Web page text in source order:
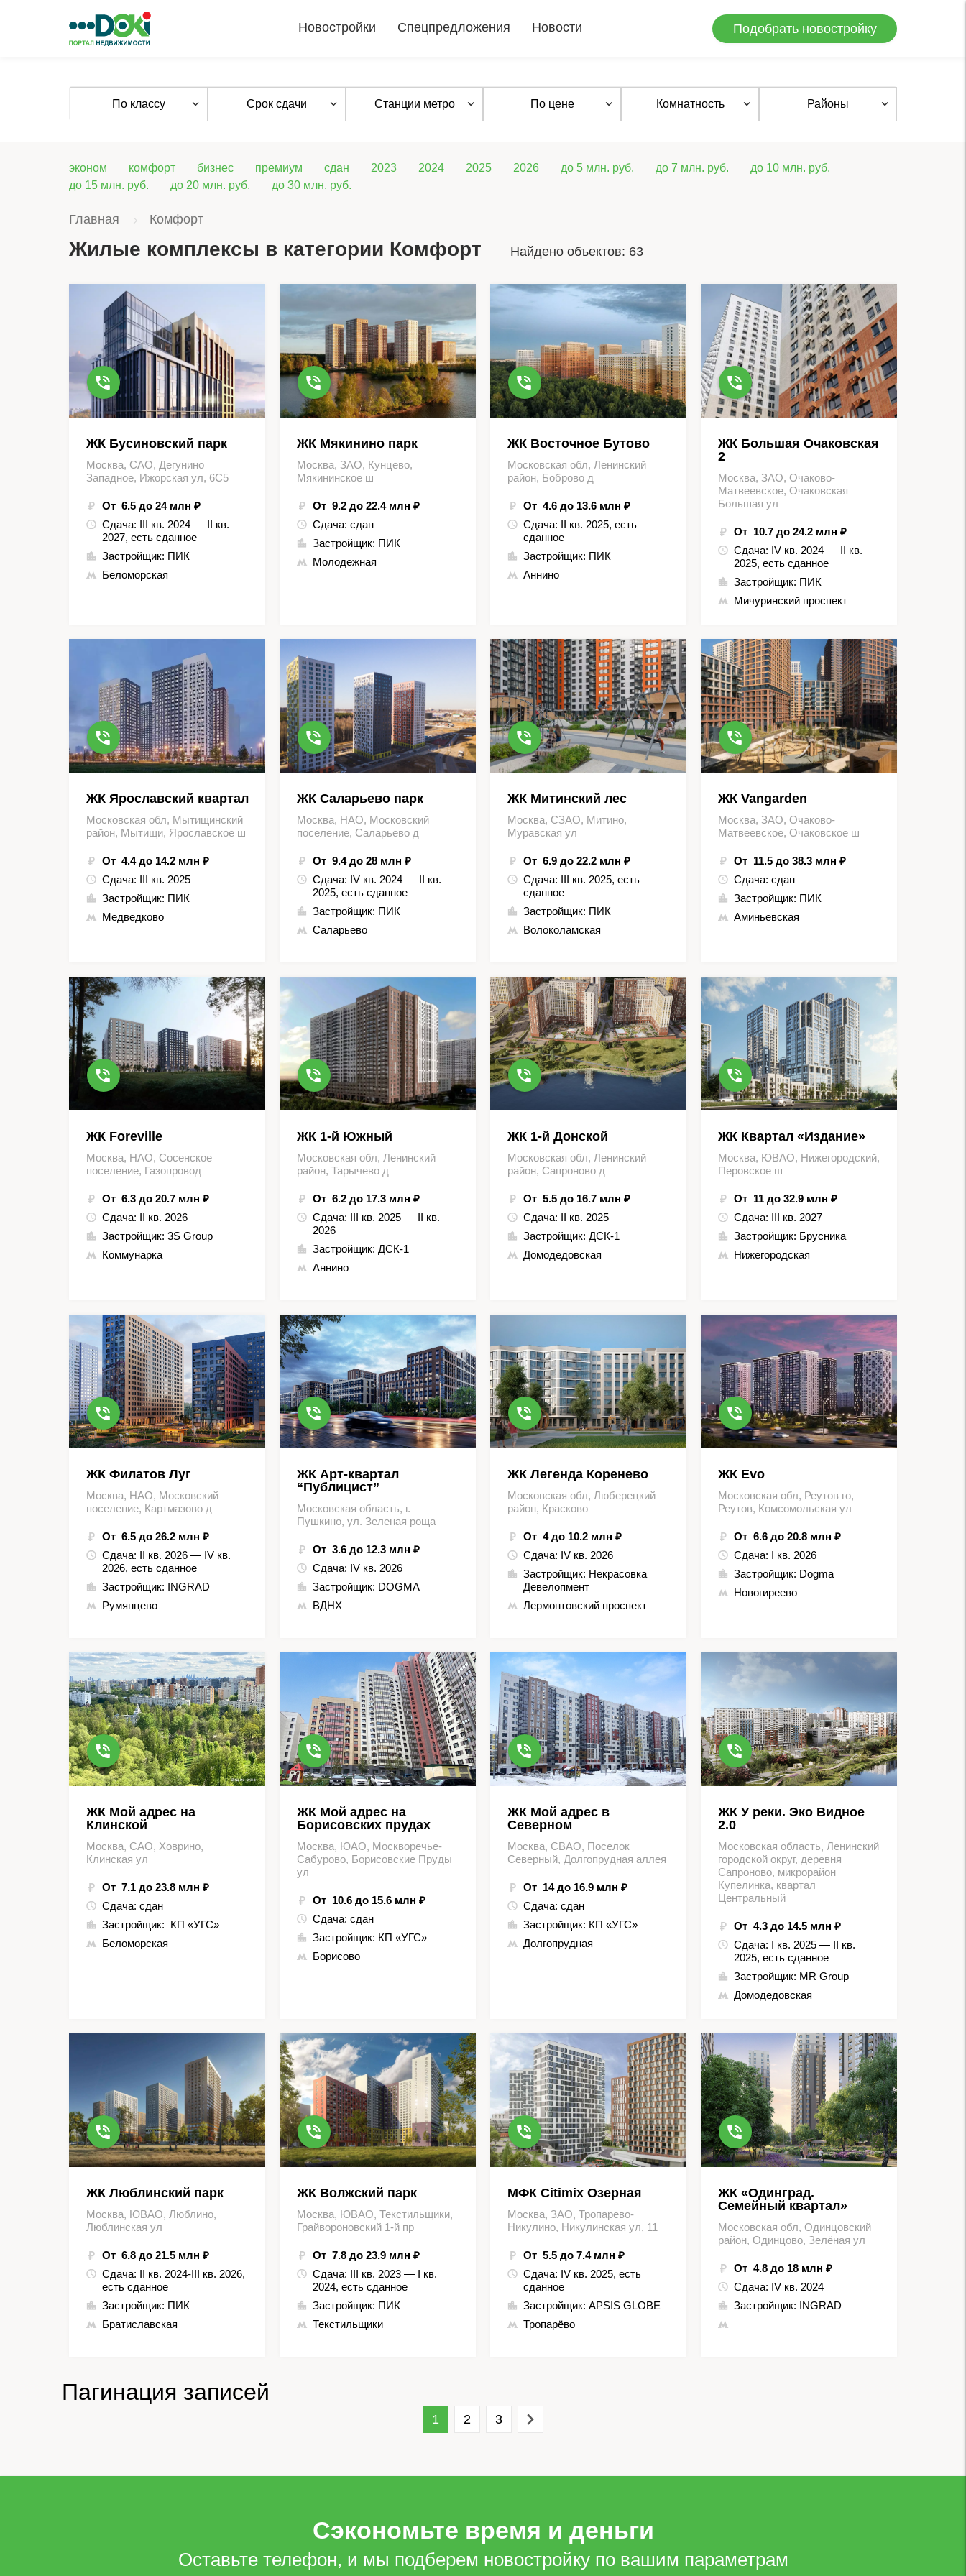
Новостройки Спецпредложения Новости Подобрать новостройку
По классу Срок сдачи Станции метро По цене Комнатность Районы
эконом комфорт бизнес премиум сдан 2023 2024 2025 2026 до 5 млн. руб. до 7 млн. руб.
до 10 млн. руб.
до 15 млн. руб.
до 20 млн. руб. до 30 млн. руб.
Главная Комфорт
Жилые комплексы в категории Комфорт Найдено объектов: 63
ЖК Бусиновский парк
Москва, САО, Дегунино
Западное, Ижорская ул, 6С5
От 6.5 до 24 млн ₽
Сдача: III кв. 2024 — II кв.
2027, есть сданное
Застройщик: ПИК
Беломорская
ЖК Мякинино парк
Москва, ЗАО, Кунцево,
Мякининское ш
От 9.2 до 22.4 млн ₽
Сдача: сдан
Застройщик: ПИК
Молодежная
ЖК Восточное Бутово
Московская обл, Ленинский
район, Боброво д
От 4.6 до 13.6 млн ₽
Сдача: II кв. 2025, есть
сданное
Застройщик: ПИК
Аннино
ЖК Большая Очаковская
2
Москва, ЗАО, Очаково-
Матвеевское, Очаковская
Большая ул
От 10.7 до 24.2 млн ₽
Сдача: IV кв. 2024 — II кв.
2025, есть сданное
Застройщик: ПИК
Мичуринский проспект
ЖК Ярославский квартал
Московская обл, Мытищинский
район, Мытищи, Ярославское ш
От 4.4 до 14.2 млн ₽
Сдача: III кв. 2025
Застройщик: ПИК
Медведково
ЖК Саларьево парк
Москва, НАО, Московский
поселение, Саларьево д
От 9.4 до 28 млн ₽
Сдача: IV кв. 2024 — II кв.
2025, есть сданное
Застройщик: ПИК
Саларьево
ЖК Митинский лес
Москва, СЗАО, Митино,
Муравская ул
От 6.9 до 22.2 млн ₽
Сдача: III кв. 2025, есть
сданное
Застройщик: ПИК
Волоколамская
ЖК Vangarden
Москва, ЗАО, Очаково-
Матвеевское, Очаковское ш
От 11.5 до 38.3 млн ₽
Сдача: сдан
Застройщик: ПИК
Аминьевская
ЖК Foreville
Москва, НАО, Сосенское
поселение, Газопровод
От 6.3 до 20.7 млн ₽
Сдача: II кв. 2026
Застройщик: 3S Grouр
Коммунарка
ЖК 1-й Южный
Московская обл, Ленинский
район, Тарычево д
От 6.2 до 17.3 млн ₽
Сдача: III кв. 2025 — II кв.
2026
Застройщик: ДСК-1
Аннино
ЖК 1-й Донской
Московская обл, Ленинский
район, Сапроново д
От 5.5 до 16.7 млн ₽
Сдача: II кв. 2025
Застройщик: ДСК-1
Домодедовская
ЖК Квартал «Издание»
Москва, ЮВАО, Нижегородский,
Перовское ш
От 11 до 32.9 млн ₽
Сдача: III кв. 2027
Застройщик: Брусника
Нижегородская
ЖК Филатов Луг
Москва, НАО, Московский
поселение, Картмазово д
От 6.5 до 26.2 млн ₽
Сдача: II кв. 2026 — IV кв.
2026, есть сданное
Застройщик: INGRAD
Румянцево
ЖК Арт-квартал
“Публицист”
Московская область, г.
Пушкино, ул. Зеленая роща
От 3.6 до 12.3 млн ₽
Сдача: IV кв. 2026
Застройщик: DOGMA
ВДНХ
ЖК Легенда Коренево
Московская обл, Люберецкий
район, Красково
От 4 до 10.2 млн ₽
Сдача: IV кв. 2026
Застройщик: Некрасовка
Девелопмент
Лермонтовский проспект
ЖК Evo
Московская обл, Реутов го,
Реутов, Комсомольская ул
От 6.6 до 20.8 млн ₽
Сдача: I кв. 2026
Застройщик: Dogma
Новогиреево
ЖК Мой адрес на
Клинской
Москва, САО, Ховрино,
Клинская ул
От 7.1 до 23.8 млн ₽
Сдача: сдан
Застройщик: КП «УГС»
Беломорская
ЖК Мой адрес на
Борисовских прудах
Москва, ЮАО, Москворечье-
Сабурово, Борисовские Пруды
ул
От 10.6 до 15.6 млн ₽
Сдача: сдан
Застройщик: КП «УГС»
Борисово
ЖК Мой адрес в
Северном
Москва, СВАО, Поселок
Северный, Долгопрудная аллея
От 14 до 16.9 млн ₽
Сдача: сдан
Застройщик: КП «УГС»
Долгопрудная
ЖК У реки. Эко Видное
2.0
Московская область, Ленинский
городской округ, деревня
Сапроново, микрорайон
Купелинка, квартал
Центральный
От 4.3 до 14.5 млн ₽
Сдача: I кв. 2025 — II кв.
2025, есть сданное
Застройщик: MR Group
Домодедовская
ЖК Люблинский парк
Москва, ЮВАО, Люблино,
Люблинская ул
От 6.8 до 21.5 млн ₽
Сдача: II кв. 2024-III кв. 2026,
есть сданное
Застройщик: ПИК
Братиславская
ЖК Волжский парк
Москва, ЮВАО, Текстильщики,
Грайвороновский 1-й пр
От 7.8 до 23.9 млн ₽
Сдача: III кв. 2023 — I кв.
2024, есть сданное
Застройщик: ПИК
Текстильщики
МФК Citimix Озерная
Москва, ЗАО, Тропарево-
Никулино, Никулинская ул, 11
От 5.5 до 7.4 млн ₽
Сдача: IV кв. 2025, есть
сданное
Застройщик: APSIS GLOBE
Тропарёво
ЖК «Одинград.
Семейный квартал»
Московская обл, Одинцовский
район, Одинцово, Зелёная ул
От 4.8 до 18 млн ₽
Сдача: IV кв. 2024
Застройщик: INGRAD
Пагинация записей
1 2 3
Сэкономьте время и деньги
Оставьте телефон, и мы подберем новостройку по вашим параметрам